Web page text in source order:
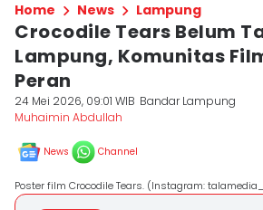
Home News Lampung
Crocodile Tears Belum
Lampung, Komunitas
Peran
24 Mei 2026, 09:01 WIB Bandar Lampung
Muhaimin Abdullah
News Channel
Poster film Crocodile Tears. (Instagram: